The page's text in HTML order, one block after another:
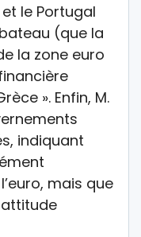
et le Portugal
(que la
la zone euro
». Enfin, M.
indiquant
mais que